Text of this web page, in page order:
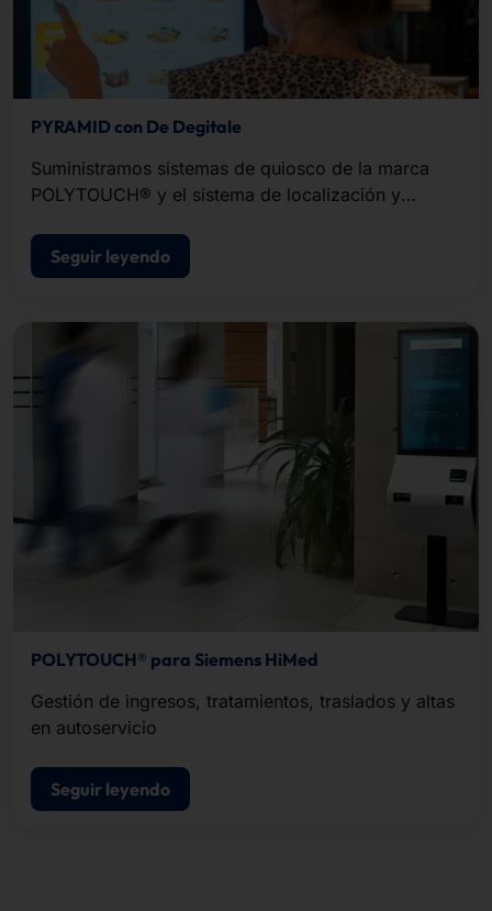
PYRAMID con De Degitale
Suministramos sistemas de quiosco de la marca
POLYTOUCH® y el sistema de localización y
Seguir leyendo
POLYTOUCH® para Siemens HiMed
Gestión de ingresos, tratamientos, traslados y altas
en autoservicio
Seguir leyendo